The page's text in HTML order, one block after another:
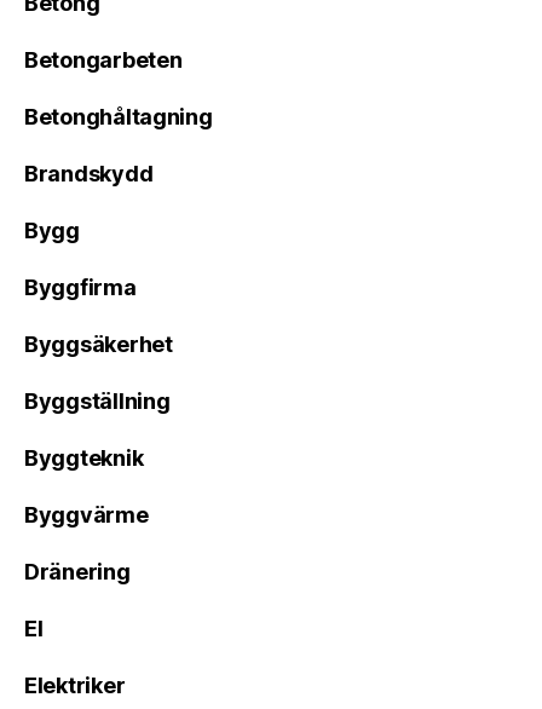
Betongarbeten
Betonghåltagning
Brandskydd
Bygg
Byggfirma
Byggsäkerhet
Byggställning
Byggteknik
Byggvärme
Dränering
El
Elektriker